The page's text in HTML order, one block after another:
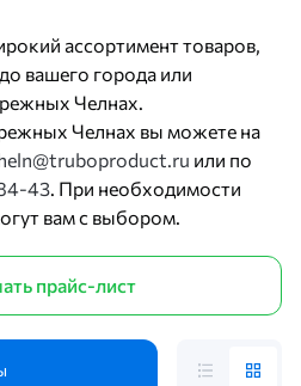
ассортимент товаров,
вашего города или
Челнах.
Челнах вы можете на
или по
43. При необходимости
вам с выбором.
прайс-лист